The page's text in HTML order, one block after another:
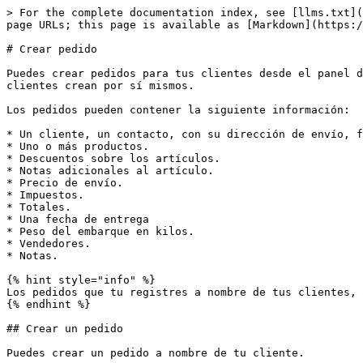
> For the complete documentation index, see [llms.txt](https://help.b2bgo.mx/llms.txt). Markdown versions of documentation pages are available by appending `.md` to page URLs; this page is available as [Markdown](https://help.b2bgo.mx/pedidos/crear-pedido.md).

# Crear pedido

Puedes crear pedidos para tus clientes desde el panel de control de B2Bgo. Los pedidos que crees a nombre de tus clientes, son similares a los pedidos que tus clientes crean por sí mismos.

Los pedidos pueden contener la siguiente información:

* Un cliente, un contacto, con su dirección de envío, facturación y moneda.
* Uno o más productos.
* Descuentos sobre los artículos.
* Notas adicionales al artículo.
* Precio de envío.
* Impuestos.
* Totales.
* Una fecha de entrega
* Peso del embarque en kilos.
* Vendedores.
* Notas.

{% hint style="info" %}
Los pedidos que tu registres a nombre de tus clientes, también se mostrarán en el portal del cliente.
{% endhint %}

## Crear un pedido

Puedes crear un pedido a nombre de tu cliente.

**Pasos:**

1. Desde el panel de control de B2Bgo, ve a  <mark style="background-color:purple;">Pedidos</mark> .
2. Haz clic en **Crear pedido**.
3. Agrega o crea un cliente.
4. Elige el almacén del cliente.
5. Elige entre Envío y Retiro
6. Calcula o asigna una fecha de entrega.
7. Agrega productos al pedido.
8. Elige una tarifa de envío.
9. Agrega opcionalmente notas al pedido.
10. Asigna un vendedor.
11. Al finalizar, da clic en **Crear pedido.**

{% hint style="info" %}
En los pedidos se aplica el cálculo de límites de crédito.
{% endhint %}

## Agregar un cliente

Este paso es necesario para asignar las políticas de precios y descuentos relacionadas al cliente.

**Pasos:**

1. Desde el panel de control de B2Bgo, ve a <mark style="background-color:purple;">Pedidos</mark> .
2. Haz clic en **Crear pedido**.
3. En la sección **Cliente**, comienza por escribir el nombre de un cliente existente.
4. Haz clic en el cliente para asignarlo al pedido.

### **Consideraciones al buscar clientes**

* Puedes realizar búsquedas por clave, nombre o correo electrónico del cliente.
* Muestra los clientes que tengan una clave principal asignada.
* Muestra los clientes que tengan un almacén asignado.
* Muestra los clientes que tengan el estado **activo.**

## Crear cliente

1. Desde el panel de control de B2Bgo, ve a <mark style="background-color:purple;">Pedidos</mark>.
2. Haz clic en **Crear pedido**.
3. En la sección **Clientes**, haz clic en **Agregar un nuevo cliente**
4. Introduce la información del nuevo cliente.
5. Los campos de nombre, correo, clave, moneda, envíos, almacén, dirección y ciudad, son campos obligatorios. El RFC puede ser un campo obligatorio si lo defines en la [configuración de la integración con Microsip. ](/configuracion/integraciones/microsip.md#rfcs-de-clientes)
6. Haz clic en **Guardar**.

## Elige el almacén

* Desde el panel de control de B2Bgo, ve a <mark style="background-color:purple;">Pedidos</mark> .
* Haz clic en **Crear pedido**.
* Agrega un cliente
* En la sección de **Productos**, elige un **Almacén** en caso de que sean varios almacenes asignados al cliente.

## Elige entre envío o retiro

* Desde el panel de control de B2Bgo, ve a <mark style="background-